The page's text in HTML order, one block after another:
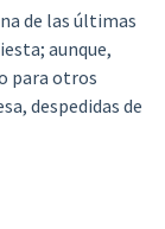
de las últimas
aunque,
para otros
despedidas de